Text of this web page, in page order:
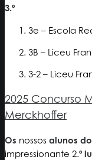
3.º
3e – Escola
3B – Liceu
3-2 – Liceu
2025 Concurso
Merckhoffer
Os nossos alunos
impressionante 2. º